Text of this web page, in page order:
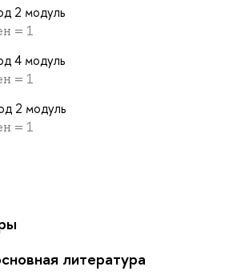
2 модуль
= 1
4 модуль
= 1
2 модуль
= 1
литература